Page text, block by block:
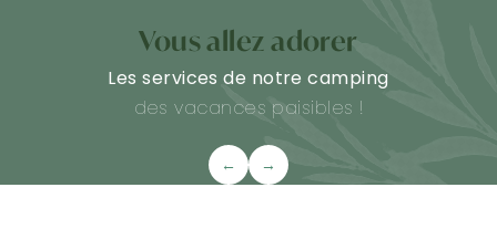
Vous allez adorer
Les services de notre camping
des vacances paisibles !
← →